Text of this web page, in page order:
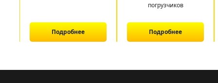
Подробнее
погрузчиков
Подробнее